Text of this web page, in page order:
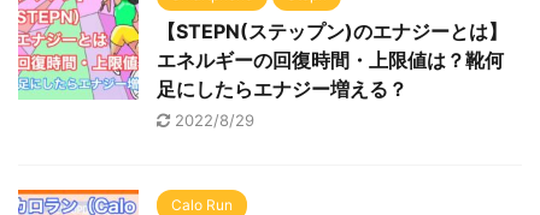
【STEPN(ステップン)のエナジーとは】
エネルギーの回復時間・上限値は？靴何
足にしたらエナジー増える？
2022/8/29
Calo Run